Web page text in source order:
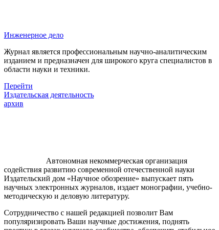
Инженерное дело
Журнал является профессиональным научно-аналитическим
изданием и предназначен для широкого круга специалистов в
области науки и техники.
Перейти
Издательская деятельность
архив
Автономная некоммерческая организация
содействия развитию современной отечественной науки
Издательский дом «Научное обозрение» выпускает пять
научных электронных журналов, издает монографии, учебно-
методическую и деловую литературу.
Сотрудничество с нашей редакцией позволит Вам
популяризировать Ваши научные достижения, поднять